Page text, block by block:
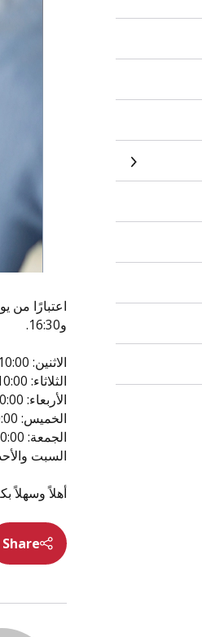
و16:30.
الاثنين: 10:00-12:00 وكذلك 15:30-16:30
الثلاثاء: 10:00-12:00
الأربعاء: 10:00-12:00
الخميس: 10:00-12:00
الجمعة: 10:00-12:00
السبت
أهلاً وسهلاً
Share